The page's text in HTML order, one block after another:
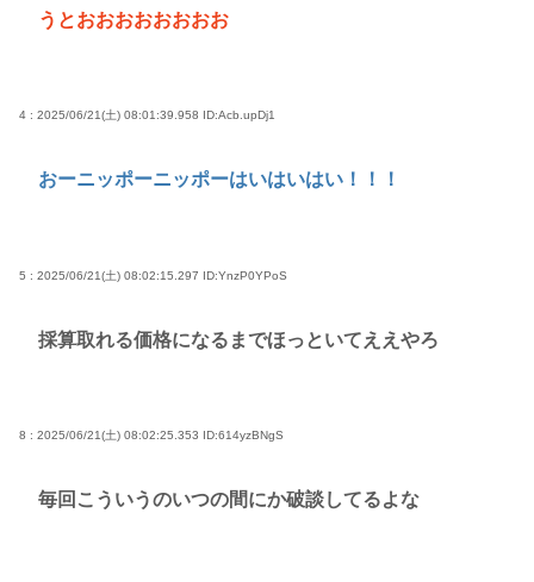
ポケカ資産が100万円超えた男の子www
まれるの？
うとおおおおおおおお
4 : 2025/06/21(土) 08:01:39.958 ID:Acb.upDj1
おーニッポーニッポーはいはいはい！！！
5 : 2025/06/21(土) 08:02:15.297 ID:YnzP0YPoS
採算取れる価格になるまでほっといてええやろ
8 : 2025/06/21(土) 08:02:25.353 ID:614yzBNgS
毎回こういうのいつの間にか破談してるよな